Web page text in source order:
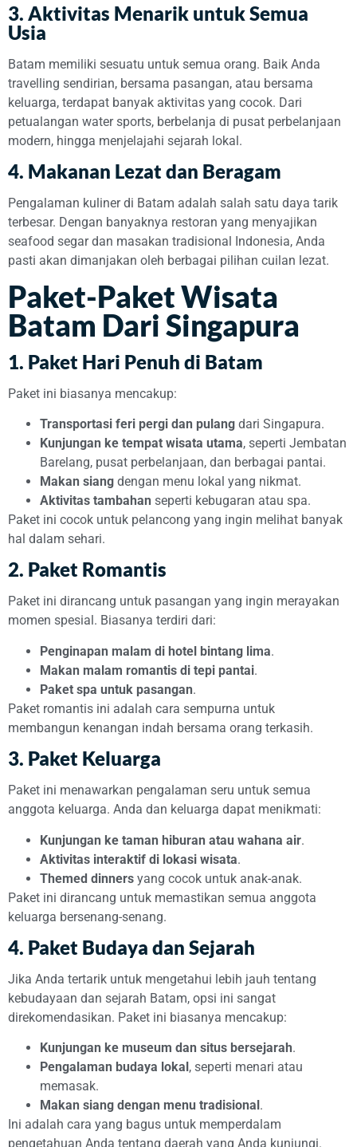
3. Aktivitas Menarik untuk Semua
Usia
Batam memiliki sesuatu untuk semua orang. Baik Anda
travelling sendirian, bersama pasangan, atau bersama
keluarga, terdapat banyak aktivitas yang cocok. Dari
petualangan water sports, berbelanja di pusat perbelanjaan
modern, hingga menjelajahi sejarah lokal.
4. Makanan Lezat dan Beragam
Pengalaman kuliner di Batam adalah salah satu daya tarik
terbesar. Dengan banyaknya restoran yang menyajikan
seafood segar dan masakan tradisional Indonesia, Anda
pasti akan dimanjakan oleh berbagai pilihan cuilan lezat.
Paket-Paket Wisata
Batam Dari Singapura
1. Paket Hari Penuh di Batam
Paket ini biasanya mencakup:
Transportasi feri pergi dan pulang dari Singapura.
Kunjungan ke tempat wisata utama, seperti Jembatan
Barelang, pusat perbelanjaan, dan berbagai pantai.
Makan siang dengan menu lokal yang nikmat.
Aktivitas tambahan seperti kebugaran atau spa.
Paket ini cocok untuk pelancong yang ingin melihat banyak
hal dalam sehari.
2. Paket Romantis
Paket ini dirancang untuk pasangan yang ingin merayakan
momen spesial. Biasanya terdiri dari:
Penginapan malam di hotel bintang lima.
Makan malam romantis di tepi pantai.
Paket spa untuk pasangan.
Paket romantis ini adalah cara sempurna untuk
membangun kenangan indah bersama orang terkasih.
3. Paket Keluarga
Paket ini menawarkan pengalaman seru untuk semua
anggota keluarga. Anda dan keluarga dapat menikmati:
Kunjungan ke taman hiburan atau wahana air.
Aktivitas interaktif di lokasi wisata.
Themed dinners yang cocok untuk anak-anak.
Paket ini dirancang untuk memastikan semua anggota
keluarga bersenang-senang.
4. Paket Budaya dan Sejarah
Jika Anda tertarik untuk mengetahui lebih jauh tentang
kebudayaan dan sejarah Batam, opsi ini sangat
direkomendasikan. Paket ini biasanya mencakup:
Kunjungan ke museum dan situs bersejarah.
Pengalaman budaya lokal , seperti menari atau
memasak.
Makan siang dengan menu tradisional .
Ini adalah cara yang bagus untuk memperdalam
pengetahuan Anda tentang daerah yang Anda kunjungi.